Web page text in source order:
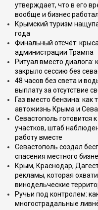
утверждает, что в его
вообще и бизнес
Крымский туризм
года
Финальный отсчёт:
администрации Трампа
Ритуал вместо диалога:
закрыло сессию без
48 часов без света и
выплату за отсутствие
Газ вместо бензина:
автожизнь Крыма и
Севастополь готовится
участков, штаб
работу вместе
Севастополь создал
спасения местного
Крым, Краснодар,
рекламы, которая
винодельческие
Ручьи под контролем:
многострадальные